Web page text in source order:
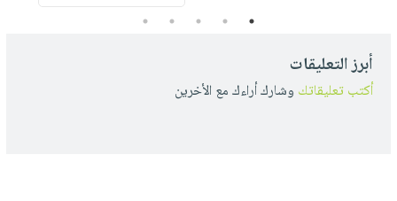
1
2
3
4
5
أبرز التعليقات
أكتب تعليقاتك وشارك أراءك مع الأخرين